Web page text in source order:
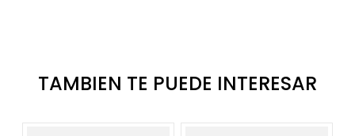
TAMBIEN TE PUEDE INTERESAR